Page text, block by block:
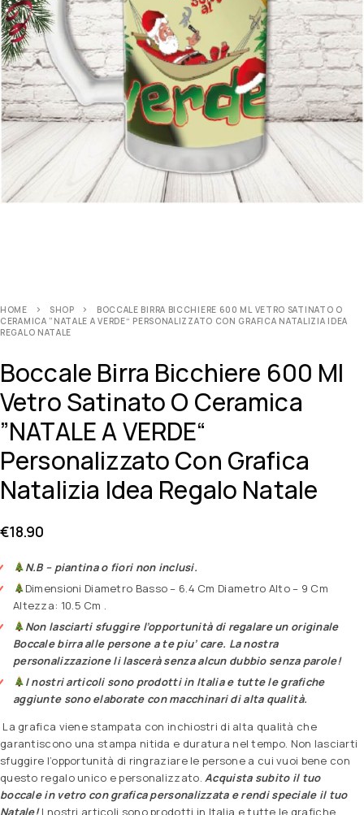
HOME SHOP
BOCCALE BIRRA BICCHIERE 600 ML VETRO SATINATO O
CERAMICA ”NATALE A VERDE“ PERSONALIZZATO CON GRAFICA NATALIZIA IDEA
REGALO NATALE
Boccale Birra Bicchiere 600 Ml
Vetro Satinato O Ceramica
”NATALE A VERDE“
Personalizzato Con Grafica
Natalizia Idea Regalo Natale
€18.90
N.B – piantina o fiori non inclusi.
Dimensioni Diametro Basso – 6.4 Cm Diametro Alto – 9 Cm
Altezza: 10.5 Cm .
Non lasciarti sfuggire l’opportunità di regalare un originale
Boccale birra alle persone a te piu’ care. La nostra
personalizzazione li lascerà senza alcun dubbio senza parole!
I nostri articoli sono prodotti in Italia e tutte le grafiche
aggiunte sono elaborate con macchinari di alta qualità.
La grafica viene stampata con inchiostri di alta qualità che
garantiscono una stampa nitida e duratura nel tempo. Non lasciarti
sfuggire l’opportunità di ringraziare le persone a cui vuoi bene con
questo regalo unico e personalizzato.Acquista subito il tuo
boccale in vetro con grafica personalizzata e rendi speciale il tuo
Natale! I nostri articoli sono prodotti in Italia e tutte le grafiche